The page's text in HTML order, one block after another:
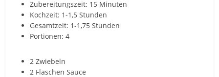
Zubereitungszeit: 15 Minuten
Kochzeit: 1-1,5 Stunden
Gesamtzeit: 1-1,75 Stunden
Portionen: 4
2 Zwiebeln
2 Flaschen Sauce